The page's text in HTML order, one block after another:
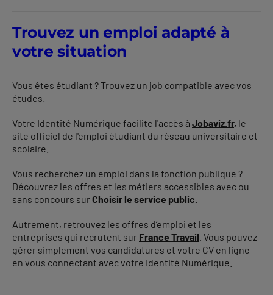
Trouvez un emploi adapté à
votre situation
Vous êtes étudiant ? Trouvez un job compatible avec vos
études.
Votre Identité Numérique facilite l'accès à Jobaviz.fr, le
site officiel de l'emploi étudiant du réseau universitaire et
scolaire.
Vous recherchez un emploi dans la fonction publique ?
Découvrez les offres et les métiers accessibles avec ou
sans concours surChoisir le service public.
Autrement, retrouvez les offres d’emploi et les
entreprises qui recrutent sur France Travail . Vous pouvez
gérer simplement vos candidatures et votre CV en ligne
en vous connectant avec votre Identité Numérique.